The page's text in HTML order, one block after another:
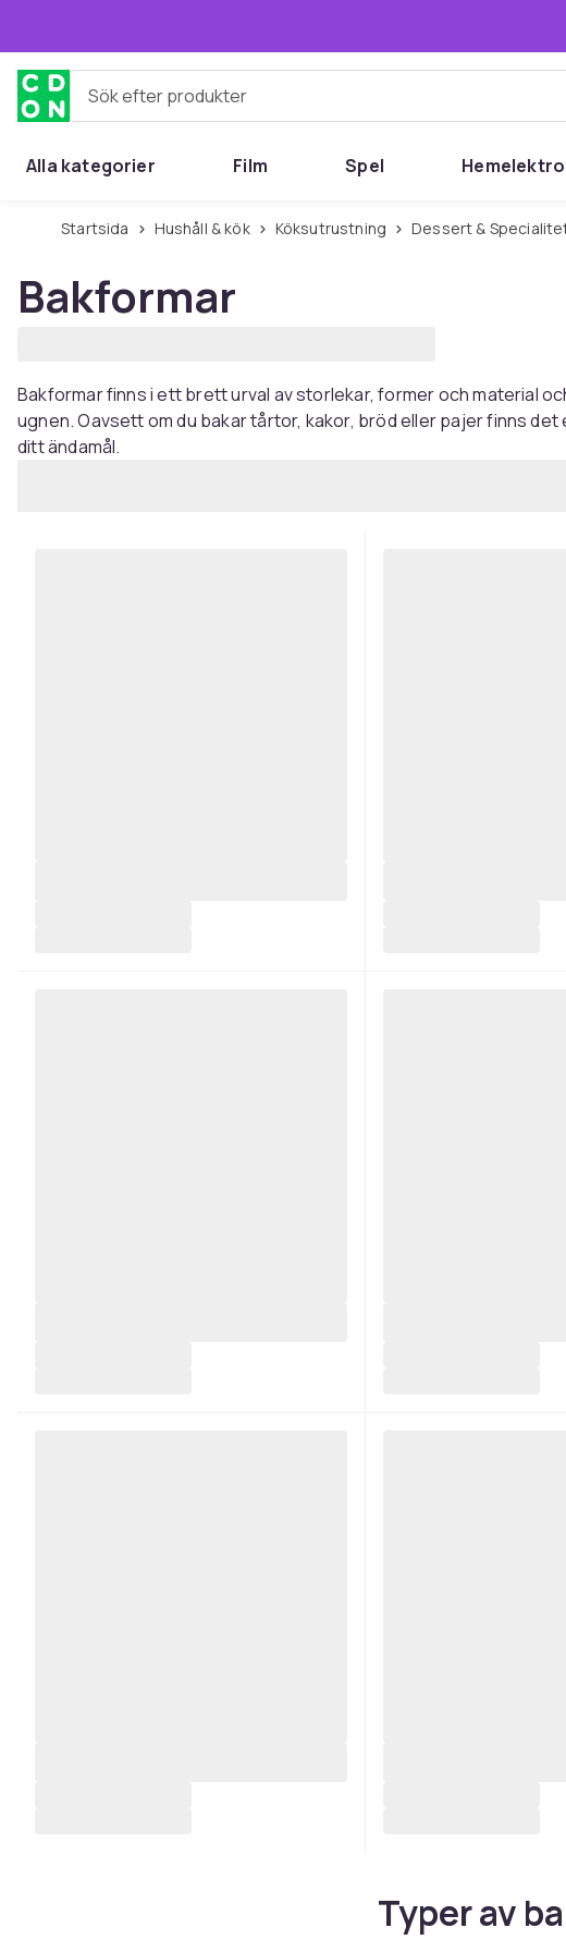
Sök efter produkter
Alla kategorier Film Spel
Startsida Hushåll & kök Köksutrustning Dessert &
Bakformar
Bakformar finns i ett brett urval av storlekar, former och material
ugnen. Oavsett om du bakar tårtor, kakor, bröd eller pajer finns
ditt ändamål.
Typer av